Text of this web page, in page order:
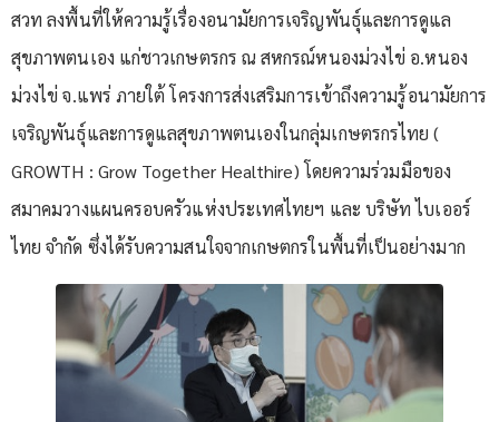
สวท ลงพื้นที่ให้ความรู้เรื่องอนามัยการเจริญพันธุ์และการดูแล
สุขภาพตนเอง แก่ชาวเกษตรกร ณ สหกรณ์หนองม่วงไข่ อ.หนอง
ม่วงไข่ จ.แพร่ ภายใต้ โครงการส่งเสริมการเข้าถึงความรู้อนามัยการ
เจริญพันธุ์และการดูแลสุขภาพตนเองในกลุ่มเกษตรกรไทย (
GROWTH : Grow Together Healthire) โดยความร่วมมือของ
สมาคมวางแผนครอบครัวแห่งประเทศไทยฯ และ บริษัท ไบเออร์
ไทย จำกัด ซึ่งได้รับความสนใจจากเกษตกรในพื้นที่เป็นอย่างมาก